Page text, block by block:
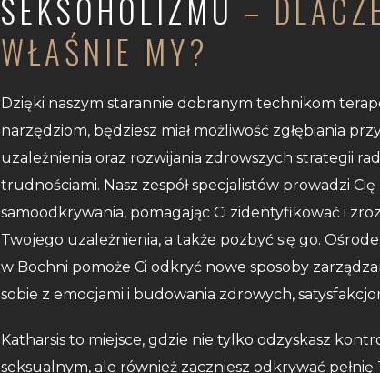
SEKSOHOLIZMU –
WŁAŚNIE MY?
Dzięki naszym starannie dobranym technikom
narzędziom, będziesz miał możliwość zgłębiania
uzależnienia oraz rozwijania zdrowszych strategii
trudnościami. Nasz zespół specjalistów prowadzi
samoodkrywania, pomagając Ci zidentyfikować i
Twojego uzależnienia, a także pozbyć się go.
w Bochni pomoże Ci odkryć nowe sposoby
sobie z emocjami i budowania zdrowych,
Katharsis to miejsce, gdzie nie tylko odzyskasz
seksualnym, ale również zaczniesz odkrywać pełnię